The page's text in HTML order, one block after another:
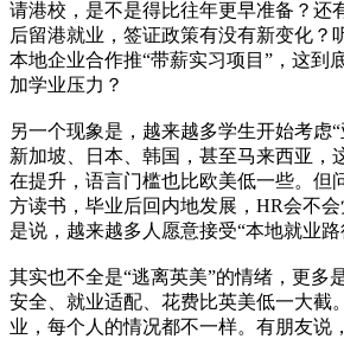
请港校，是不是得比往年更早准备？还
后留港就业，签证政策有没有新变化？
本地企业合作推“带薪实习项目”，这到
加学业压力？
另一个现象是，越来越多学生开始考虑“
新加坡、日本、韩国，甚至马来西亚，
在提升，语言门槛也比欧美低一些。但
方读书，毕业后回内地发展，HR会不
是说，越来越多人愿意接受“本地就业路
其实也不全是“逃离英美”的情绪，更
安全、就业适配、花费比英美低一大截
业，每个人的情况都不一样。有朋友说